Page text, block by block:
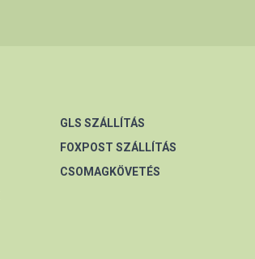
GLS SZÁLLÍTÁS
FOXPOST SZÁLLÍTÁS
CSOMAGKÖVETÉS